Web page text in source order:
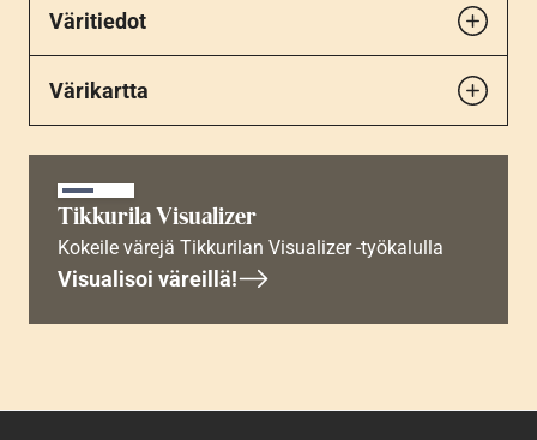
Väritiedot
Värikartta
Tikkurila Visualizer
Kokeile värejä Tikkurilan Visualizer -työkalulla
Visualisoi väreillä!